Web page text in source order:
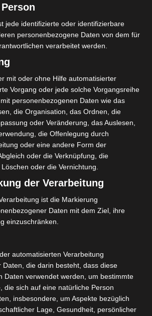
von Google Adsense (Google Ireland Limited,
Barrow Street, Dublin, D04 E5W5, Ireland)
DSGVO Ihre Zustimmung. Es werden seitens
personenbezogene Daten erhoben,
gespeichert. Welche Daten genau entnehmen
bitte den Datenschutzbedingungen.
ist deaktiviert.
✓ Erlauben
Datenschutzbedingungen
kursierten Gerüchte, wonach
werden könnte. Nach dem,
zu hören ist, beabsichtigt die
Format mit 16 Mannschaften
nicht auf zwei Gruppen mit je 10
was jede Möglichkeit einer
Abstiegs ausschließt. Eine
leider durch das am 3. Juli an die
1 versandte Schreiben nicht
jede identifizierte oder identifizierbare
personenbezogene Daten von dem für
verarbeitet werden.
mit oder ohne Hilfe automatisierter
Vorgang oder jede solche Vorgangsreihe
personenbezogenen Daten wie das
die Organisation, das Ordnen, die
oder Veränderung, das Auslesen,
die Offenlegung durch
oder eine andere Form der
oder die Verknüpfung, die
oder die Vernichtung.
der Verarbeitung
ist die Markierung
Daten mit dem Ziel, ihre
einzuschränken.
automatisierten Verarbeitung
Daten, die darin besteht, dass diese
Daten verwendet werden, um bestimmte
die sich auf eine natürliche Person
insbesondere, um Aspekte bezüglich
Lage, Gesundheit, persönlicher